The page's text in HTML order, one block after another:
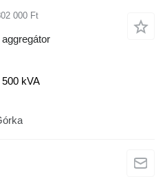
000 Ft
500 kVA